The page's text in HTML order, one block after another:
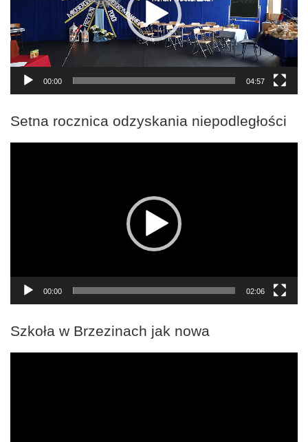
00:00 04:57
Setna rocznica odzyskania niepodległości
00:00 02:06
Szkoła w Brzezinach jak nowa